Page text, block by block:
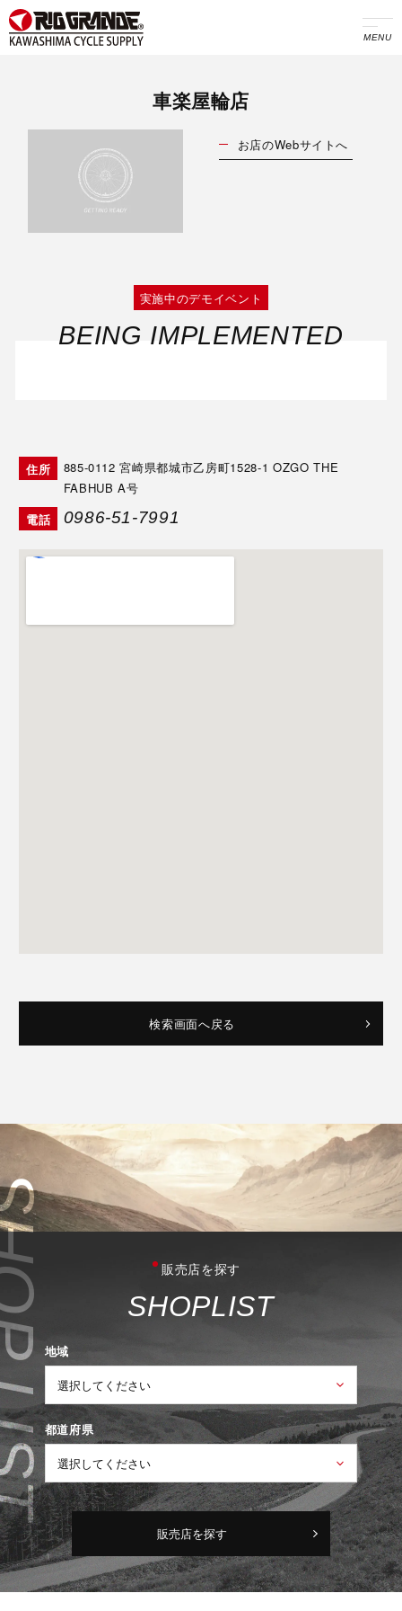
MENU
車楽屋輪店
お店のWebサイトへ
実施中のデモイベント
BEING IMPLEMENTED
住所 885-0112宮崎県都城市乙房町1528-1 OZGO THE
FABHUB A号
電話
0986-51-7991
検索画面へ戻る
販売店を探す
SHOPLIST
地域
都道府県
販売店を探す